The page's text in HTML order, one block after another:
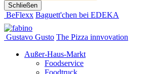
Schließen
BeFlexx Baguett'chen bei EDEKA
Gustavo Gusto The Pizza innvovation
Außer-Haus-Markt
Foodservice
Foodtruck